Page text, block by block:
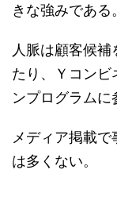
きな強みである。
人脈は顧客候
たり、Ｙコンビ
ンプログラムに
メディア掲載
は多くない。